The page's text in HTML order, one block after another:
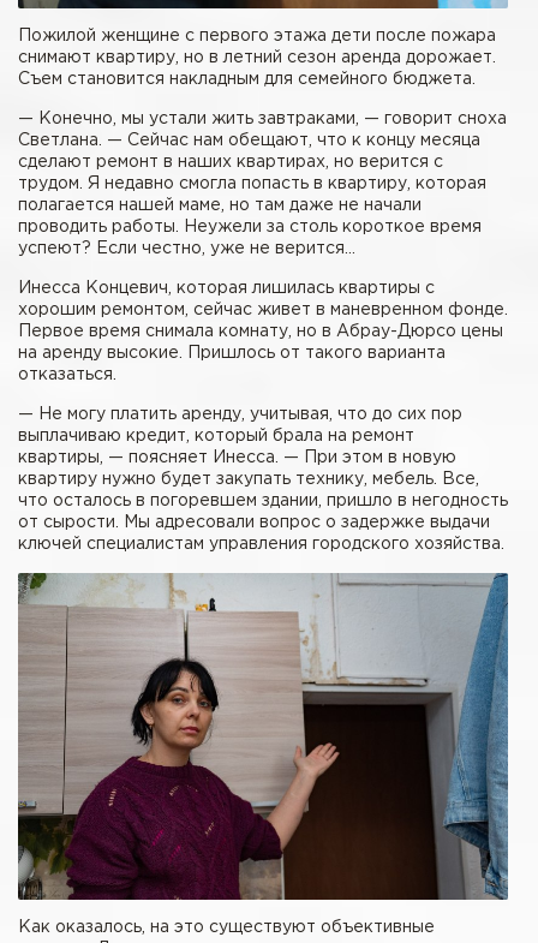
Пожилой женщине с первого этажа дети после пожара
снимают квартиру, но в летний сезон аренда дорожает.
Съем становится накладным для семейного бюджета.
— Конечно, мы устали жить завтраками, — говорит сноха
Светлана. — Сейчас нам обещают, что к концу месяца
сделают ремонт в наших квартирах, но верится с
трудом. Я недавно смогла попасть в квартиру, которая
полагается нашей маме, но там даже не начали
проводить работы. Неужели за столь короткое время
успеют? Если честно, уже не верится…
Инесса Концевич, которая лишилась квартиры с
хорошим ремонтом, сейчас живет в маневренном фонде.
Первое время снимала комнату, но в Абрау-Дюрсо цены
на аренду высокие. Пришлось от такого варианта
отказаться.
— Не могу платить аренду, учитывая, что до сих пор
выплачиваю кредит, который брала на ремонт
квартиры, — поясняет Инесса. — При этом в новую
квартиру нужно будет закупать технику, мебель. Все,
что осталось в погоревшем здании, пришло в негодность
от сырости. Мы адресовали вопрос о задержке выдачи
ключей специалистам управления городского хозяйства.
Как оказалось, на это существуют объективные